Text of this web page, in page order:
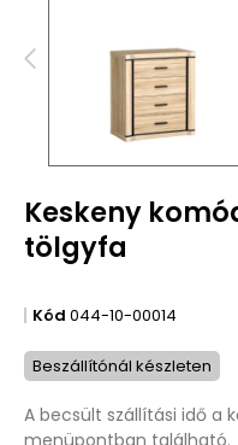
Keskeny
tölgyfa
Kód 044-10-00014
Beszállítónál készleten
A becsült szállítási idő a
menüpontban található.